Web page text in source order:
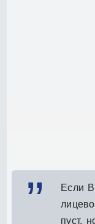
Если
пуст,